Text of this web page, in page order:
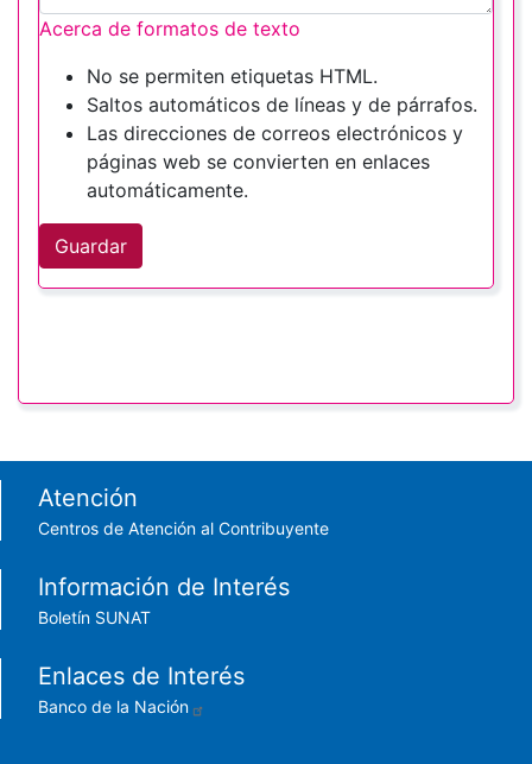
Acerca de formatos de texto
No se permiten etiquetas HTML.
Saltos automáticos de líneas y de párrafos.
Las direcciones de correos electrónicos y
páginas web se convierten en enlaces
automáticamente.
Guardar
Footer menu
Atención
Centros de Atención al Contribuyente
Información de Interés
Boletín SUNAT
Enlaces de Interés
Banco de la Nación